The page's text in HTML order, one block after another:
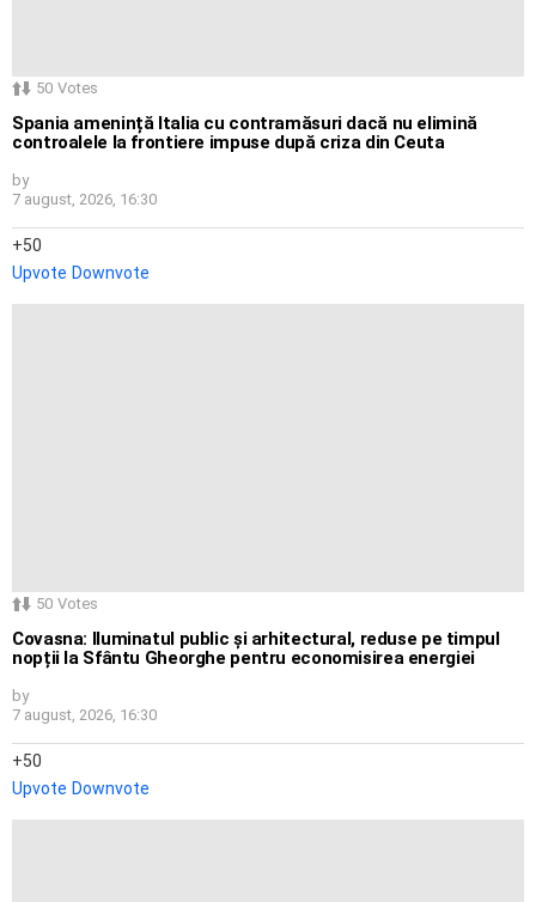
50 Votes
Spania amenință Italia cu contramăsuri dacă nu elimină
controalele la frontiere impuse după criza din Ceuta
by
7 august, 2026, 16:30
50
Upvote Downvote
50 Votes
Covasna: Iluminatul public și arhitectural, reduse pe timpul
nopții la Sfântu Gheorghe pentru economisirea energiei
by
7 august, 2026, 16:30
50
Upvote Downvote